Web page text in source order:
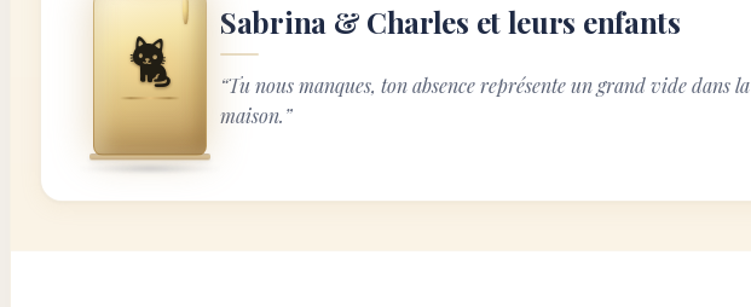
🐈
Sabrina & Charles et leurs enfants
“Tu nous manques, ton absence représente un grand vide dans la
maison.”